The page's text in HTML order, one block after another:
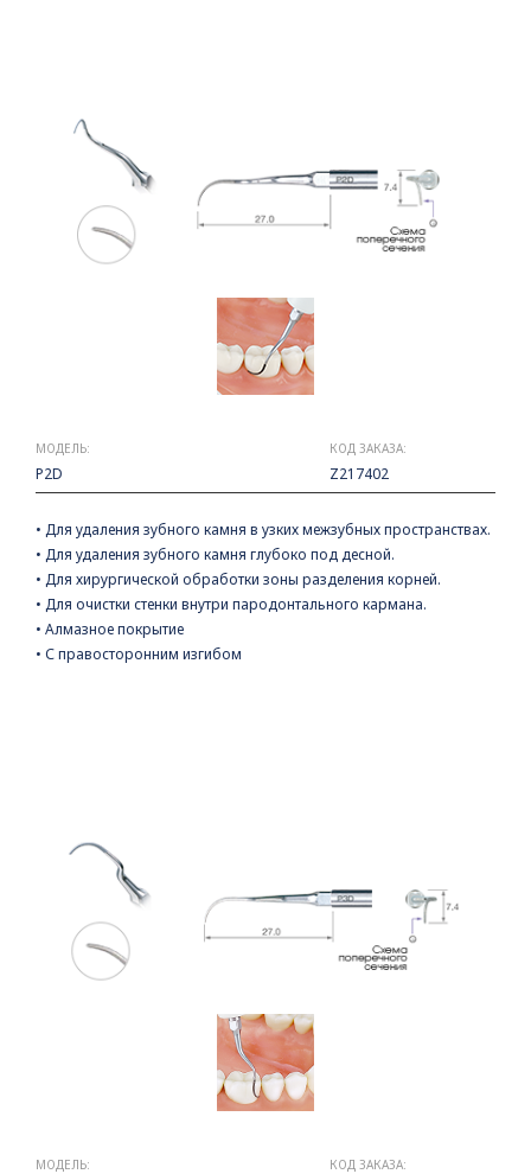
МОДЕЛЬ:
P2D
КОД ЗАКАЗА:
Z217402
• Для удаления зубного камня в узких межзубных пространствах.
• Для удаления зубного камня глубоко под десной.
• Для хирургической обработки зоны разделения корней.
• Для очистки стенки внутри пародонтального кармана.
• Алмазное покрытие
• С правосторонним изгибом
МОДЕЛЬ: КОД ЗАКАЗА: